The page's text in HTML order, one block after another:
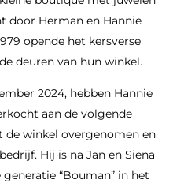
door Herman en Hannie
opende het kersverse
deuren van hun winkel.
2024, hebben Hannie
aan de volgende
de winkel overgenomen en
Hij is na Jan en Siena
“Bouman” in het